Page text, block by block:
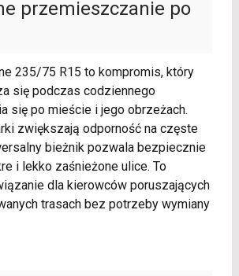
przemieszczanie po
235/75 R15 to kompromis, który
się podczas codziennego
się po mieście i jego obrzeżach.
zwiększają odporność na częste
bieżnik pozwala bezpiecznie
i lekko zaśnieżone ulice. To
dla kierowców poruszających
trasach bez potrzeby wymiany